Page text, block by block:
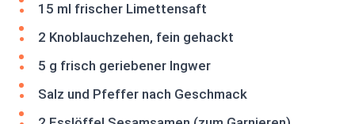
15 ml frischer Limettensaft
2 Knoblauchzehen, fein gehackt
5 g frisch geriebener Ingwer
Salz und Pfeffer nach Geschmack